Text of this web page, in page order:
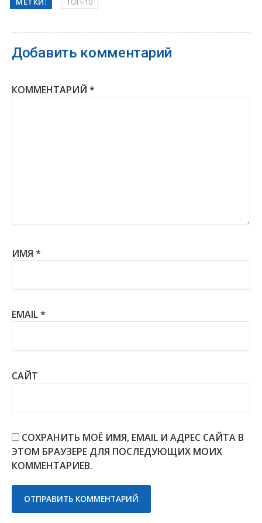
Добавить комментарий
КОММЕНТАРИЙ *
ИМЯ *
EMAIL*
САЙТ
СОХРАНИТЬ МОЁ ИМЯ, EMAIL И АДРЕС САЙТА В
ЭТОМ БРАУЗЕРЕ ДЛЯ ПОСЛЕДУЮЩИХ МОИХ
КОММЕНТАРИЕВ.